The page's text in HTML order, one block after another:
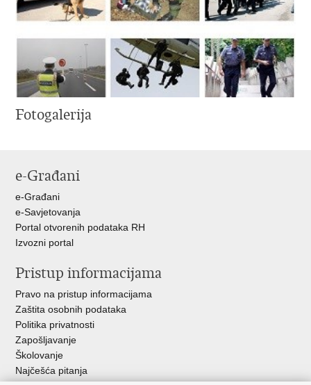
Fotogalerija
e-Građani
e-Građani
e-Savjetovanja
Portal otvorenih podataka RH
Izvozni portal
Pristup informacijama
Pravo na pristup informacijama
Zaštita osobnih podataka
Politika privatnosti
Zapošljavanje
Školovanje
Najčešća pitanja